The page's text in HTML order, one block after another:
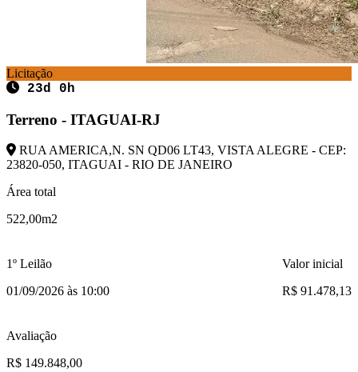
Licitação
23d 0h
Terreno - ITAGUAI-RJ
RUA AMERICA,N. SN QD06 LT43, VISTA ALEGRE - CEP:
23820-050, ITAGUAI - RIO DE JANEIRO
Área total
522,00m2
1º Leilão
01/09/2026 às 10:00
Valor inicial
R$ 91.478,13
Avaliação
R$ 149.848,00